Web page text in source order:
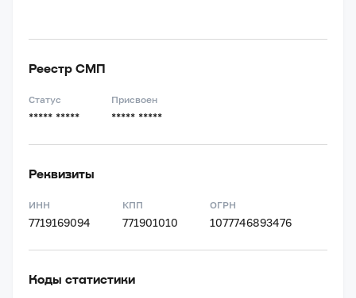
Реестр СМП
Статус
***** *****
Присвоен
***** *****
Реквизиты
ИНН
7719169094
КПП
771901010
ОГРН
1077746893476
Коды статистики